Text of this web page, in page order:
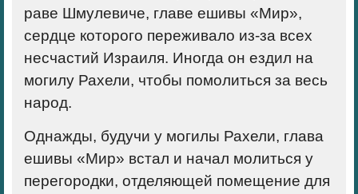
раве Шмулевиче, главе ешивы «Мир»,
сердце которого переживало из-за всех
несчастий Израиля. Иногда он ездил на
могилу Рахели, чтобы помолиться за весь
народ.
Однажды, будучи у могилы Рахели, глава
ешивы «Мир» встал и начал молиться у
перегородки, отделяющей помещение для